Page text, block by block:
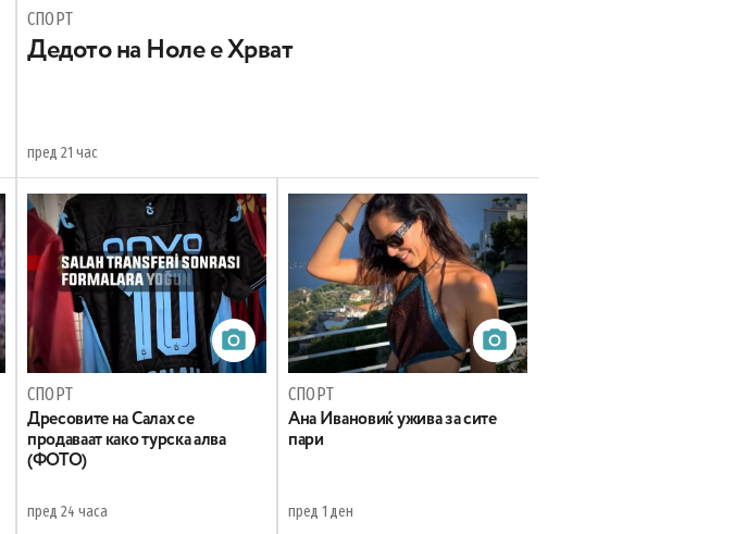
СПОРТ
Дедото на Ноле е Хрват
пред 21 час
СПОРТ
Дресовите на Салах се
продаваат како турска алва
(ФОТО)
пред 24 часа
СПОРТ
Ана Ивановиќ ужива за сите
пари
пред 1 ден